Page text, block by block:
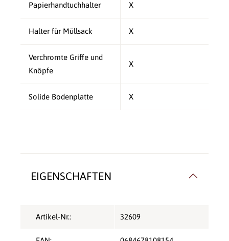
Papierhandtuchhalter X
Halter für Müllsack X
Verchromte Griffe und
Knöpfe
X
Solide Bodenplatte X
EIGENSCHAFTEN
Artikel-Nr.: 32609